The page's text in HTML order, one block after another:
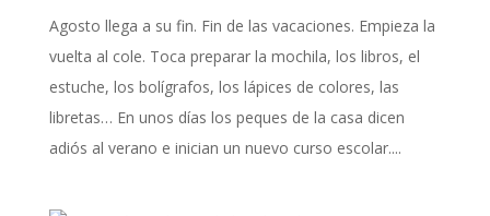
Agosto llega a su fin. Fin de las vacaciones. Empieza la
vuelta al cole. Toca preparar la mochila, los libros, el
estuche, los bolígrafos, los lápices de colores, las
libretas… En unos días los peques de la casa dicen
adiós al verano e inician un nuevo curso escolar....